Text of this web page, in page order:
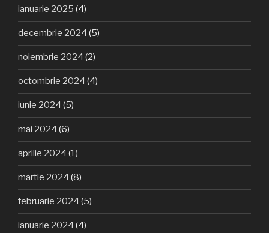
ianuarie 2025 (4)
decembrie 2024 (5)
noiembrie 2024 (2)
octombrie 2024 (4)
iunie 2024 (5)
mai 2024 (6)
aprilie 2024 (1)
martie 2024 (8)
februarie 2024 (5)
ianuarie 2024 (4)